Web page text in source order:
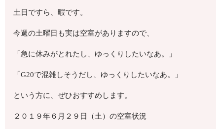
土日ですら、暇です。
今週の土曜日も実は空室がありますので、
「急に休みがとれたし、ゆっくりしたいなあ。」
「G20で混雑しそうだし、ゆっくりしたいなあ。」
という方に、ぜひおすすめします。
２０１９年６月２９日（土）の空室状況